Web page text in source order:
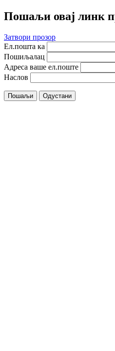
Пошаљи овај линк
Затвори прозор
Ел.пошта ка
Пошиљалац
Адреса ваше ел.поште
Наслов
Пошаљи Одустани